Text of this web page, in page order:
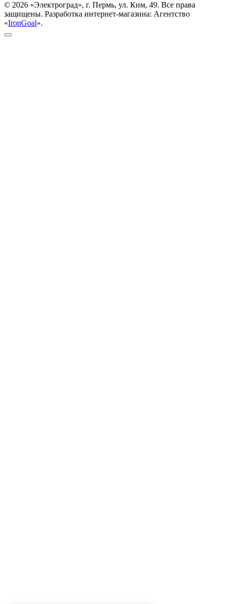
© 2026 «Электроград», г. Пермь, ул. Ким, 49. Все права
защищены. Разработка интернет-магазина: Агентство
«IronGoal».